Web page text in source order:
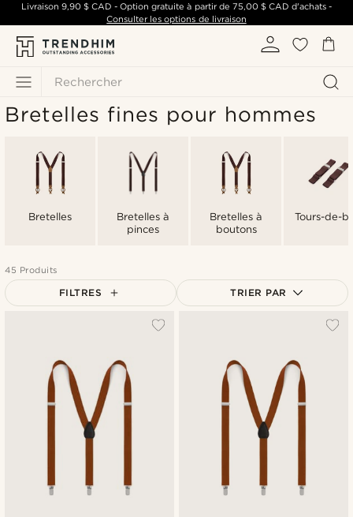
Rechercher
Livraison 9,90 $ CAD - Option gratuite à partir de 75,00 $ CAD d'achats -
Consulter les options de livraison
Bretelles fines pour hommes
Bretelles
Bretelles à
pinces
Bretelles à
boutons
Tours-de-
45 Produits
FILTRES TRIER PAR
Prix croissant
Prix décroissant